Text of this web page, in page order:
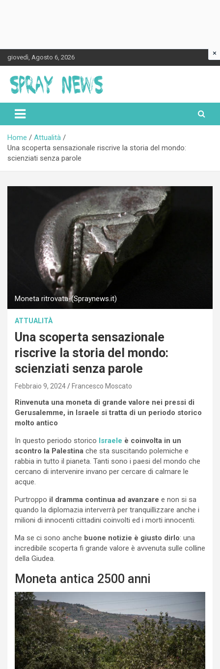
Skip
to
content
giovedì, Agosto 6, 2026
Spraynews.it
Home
Attualità
Una scoperta sensazionale riscrive la storia del mondo:
scienziati senza parole
Moneta ritrovata-(Spraynews.it)
ATTUALITÀ
Una scoperta sensazionale
riscrive la storia del mondo:
scienziati senza parole
Febbraio 9, 2024 Francesco Moscato
Rinvenuta una moneta di grande valore nei pressi di
Gerusalemme, in Israele si tratta di un periodo storico
molto antico
In questo periodo storico Israele è coinvolta in un
scontro la Palestina che sta suscitando polemiche e
rabbia in tutto il pianeta. Tanti sono i paesi del mondo che
cercano di intervenire invano per cercare di calmare le
acque.
Purtroppo il dramma continua ad avanzare e non si sa
quando la diplomazia interverrà per tranquillizzare anche i
milioni di innocenti cittadini coinvolti ed i morti innocenti.
Ma se ci sono anche buone notizie è giusto dirlo: una
incredibile scoperta fi grande valore è avvenuta sulle colline
della Giudea.
Moneta antica 2500 anni
×